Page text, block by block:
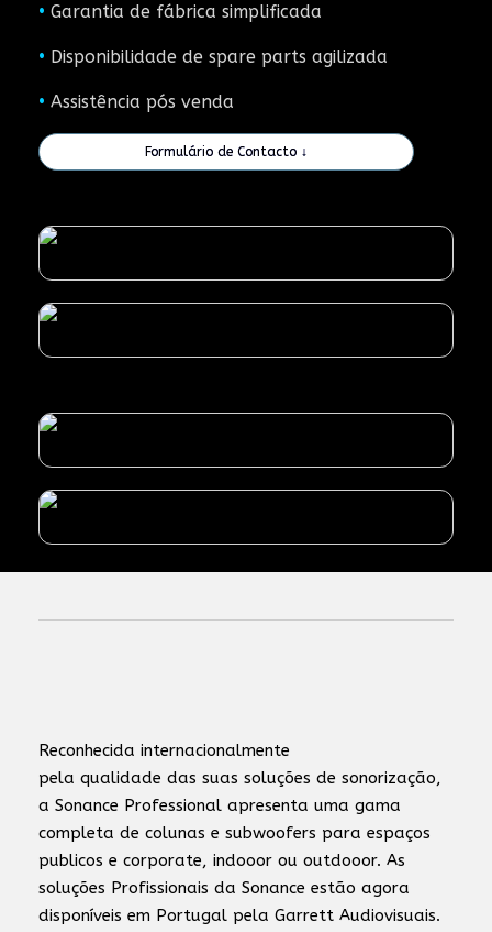
• Garantia de fábrica simplificada
• Disponibilidade de spare parts agilizada
• Assistência pós venda
Formulário de Contacto ↓
Reconhecida internacionalmente
pela qualidade das suas soluções de sonorização,
a Sonance Professional apresenta uma gama
completa de colunas e subwoofers para espaços
publicos e corporate, indooor ou outdooor. As
soluções Profissionais da Sonance estão agora
disponíveis em Portugal pela Garrett Audiovisuais.